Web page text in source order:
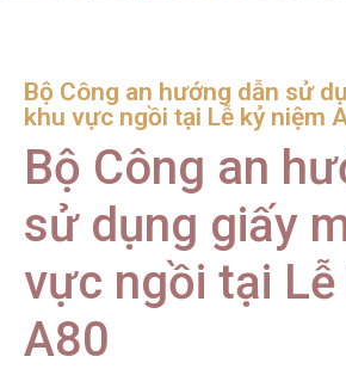
Bộ Công an hướng dẫn sử
khu vực ngồi tại Lễ kỷ niệm
Bộ Công an
sử dụng giấy
vực ngồi tại Lễ
A80